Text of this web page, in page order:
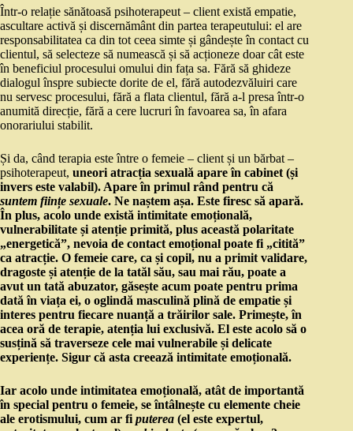
Într-o relație sănătoasă psihoterapeut – client există empatie,
ascultare activă și discernământ din partea terapeutului: el are
responsabilitatea ca din tot ceea simte și gândește în contact cu
clientul, să selecteze să numească și să acționeze doar cât este
în beneficiul procesului omului din fața sa. Fără să ghideze
dialogul înspre subiecte dorite de el, fără autodezvăluiri care
nu servesc procesului, fără a flata clientul, fără a-l presa într-o
anumită direcție, fără a cere lucruri în favoarea sa, în afara
onorariului stabilit.
Și da, când terapia este între o femeie – client și un bărbat –
psihoterapeut, uneori atracția sexuală apare în cabinet (și
invers este valabil). Apare în primul rând pentru că
suntem ființe sexuale. Ne naștem așa. Este firesc să apară.
În plus, acolo unde există intimitate emoțională,
vulnerabilitate și atenție primită, plus această polaritate
„energetică”, nevoia de contact emoțional poate fi „citită”
ca atracție. O femeie care, ca și copil, nu a primit validare,
dragoste și atenție de la tatăl său, sau mai rău, poate a
avut un tată abuzator, găsește acum poate pentru prima
dată în viața ei, o oglindă masculină plină de empatie și
interes pentru fiecare nuanță a trăirilor sale. Primește, în
acea oră de terapie, atenția lui exclusivă. El este acolo să o
susțină să traverseze cele mai vulnerabile și delicate
experiențe. Sigur că asta creează intimitate emoțională.
Iar acolo unde intimitatea emoțională, atât de importantă
în special pentru o femeie, se întâlnește cu elemente cheie
ale erotismului, cum ar fi puterea (el este expertul,